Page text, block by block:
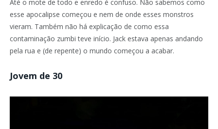
Até o mote de todo e enredo é confuso. Não sabemos como
esse apocalipse começou e nem de onde esses monstros
vieram. Também não há explicação de como essa
contaminação zumbi teve início. Jack estava apenas andando
pela rua e (de repente) o mundo começou a acabar.
Jovem de 30